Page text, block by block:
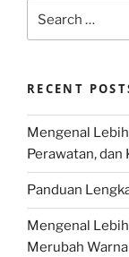
for:
RECENT
Mengenal
Perawatan, dan
Panduan
Mengenal
Merubah